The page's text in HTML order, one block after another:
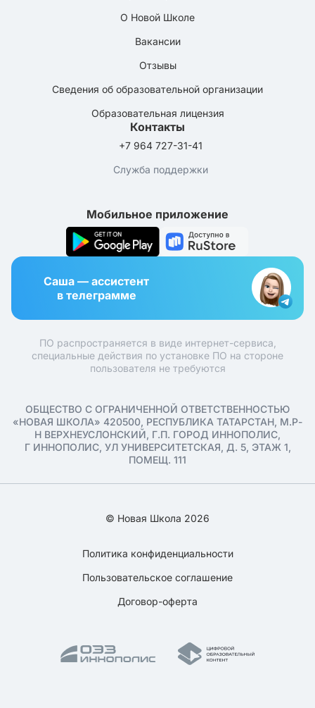
О Новой Школе
Вакансии
Отзывы
Сведения об образовательной организации
Образовательная лицензия
Контакты
+7 964 727-31-41
Служба поддержки
Мобильное приложение
Саша — ассистент
в телеграмме
ПО распространяется в виде интернет-сервиса,
специальные действия по установке ПО на стороне
пользователя не требуются
ОБЩЕСТВО С ОГРАНИЧЕННОЙ ОТВЕТСТВЕННОСТЬЮ
«НОВАЯ ШКОЛА» 420500, РЕСПУБЛИКА ТАТАРСТАН, М.Р-
Н ВЕРХНЕУСЛОНСКИЙ, Г.П. ГОРОД ИННОПОЛИС,
Г ИННОПОЛИС, УЛ УНИВЕРСИТЕТСКАЯ, Д. 5, ЭТАЖ 1,
ПОМЕЩ. 111
© Новая Школа 2026
Политика конфиденциальности
Пользовательское соглашение
Договор-оферта